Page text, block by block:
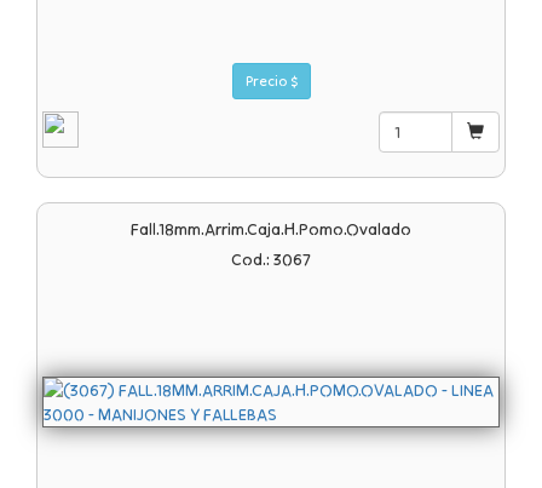
Precio $
Fall.18mm.arrim.caja.h.pomo.ovalado
Cod.: 3067